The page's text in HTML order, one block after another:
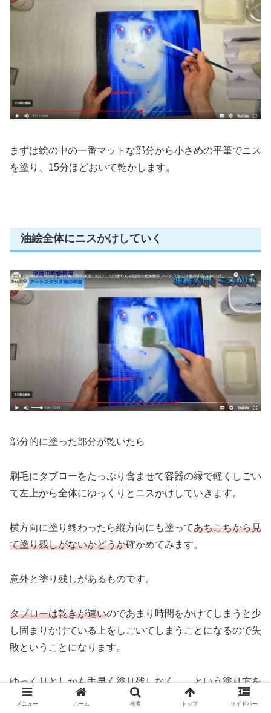
まずは絵の中の一番マットな部分から小さめの平筆でニス
を塗り、15分ほどおいて乾かします。
油絵全体にニスかけしていく
部分的に塗った部分が乾いたら
刷毛にタブローをたっぷり含ませて容器の縁で軽くしごい
て左上から全体にゆっくりとニスかけしていきます。
横方向に塗り終わったら縦方向にも塗ってあちこちから見
て塗り残しがないかどうか確かめてみます。
意外と塗り残しがあるものです。
タブローは乾きが速いのであまり時間をかけてしまうと少
し固まりかけている上をしごいてしまうことになるので失
敗ということになります。
ゆっくりとしかも手早く塗り残しなく、、という塗り方を
します。
メニュー ホーム 検索 トップ サイドバー